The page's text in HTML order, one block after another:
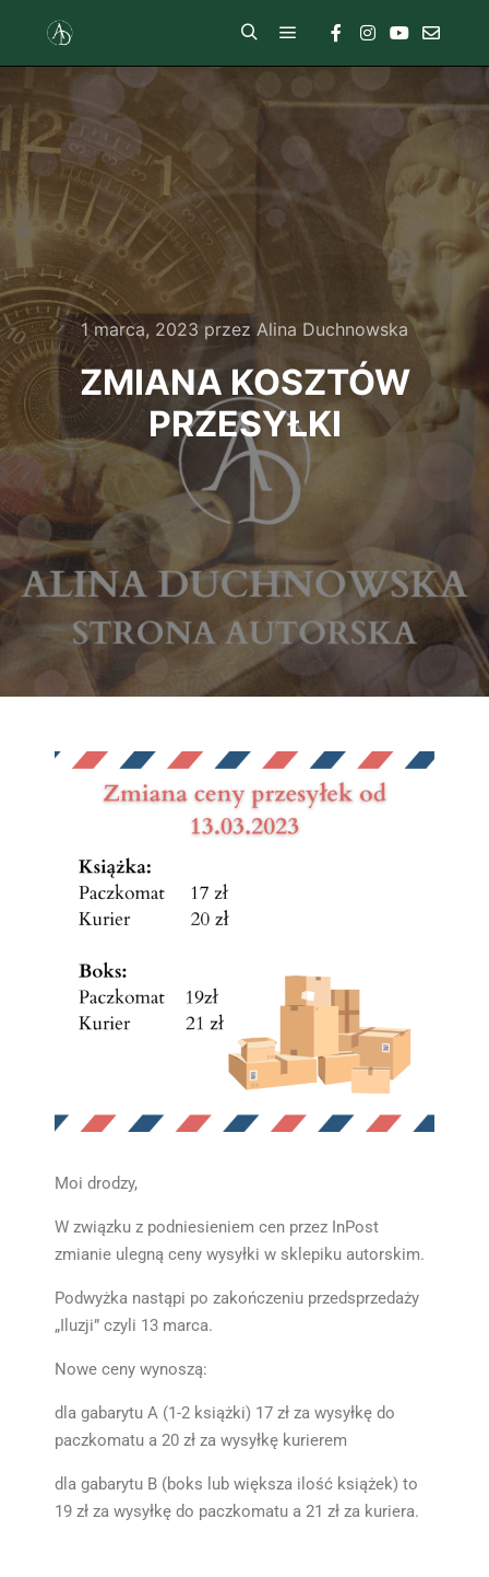
1 marca, 2023przez Alina Duchnowska
ZMIANA KOSZTÓW
PRZESYŁKI
Moi drodzy,
W związku z podniesieniem cen przez InPost
zmianie ulegną ceny wysyłki w sklepiku autorskim.
Podwyżka nastąpi po zakończeniu przedsprzedaży
„Iluzji” czyli 13 marca.
Nowe ceny wynoszą:
dla gabarytu A (1-2 książki) 17 zł za wysyłkę do
paczkomatu a 20 zł za wysyłkę kurierem
dla gabarytu B (boks lub większa ilość książek) to
19 zł za wysyłkę do paczkomatu a 21 zł za kuriera.